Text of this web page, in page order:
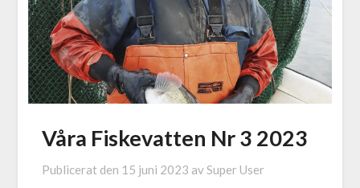
Våra Fiskevatten Nr 3 2023
Publicerat den 15 juni 2023 avSuper User